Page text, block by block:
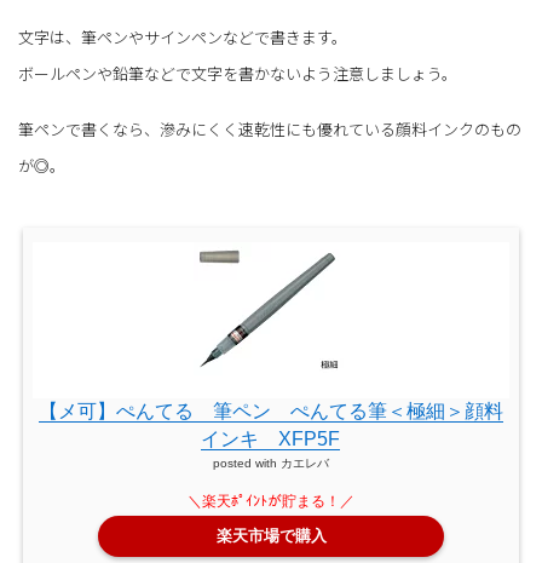
文字は、筆ペンやサインペンなどで書きます。
ボールペンや鉛筆などで文字を書かないよう注意しましょう。
筆ペンで書くなら、滲みにくく速乾性にも優れている顔料インクのもの
が◎。
【メ可】ぺんてる 筆ペン ぺんてる筆＜極細＞顔料
インキ XFP5F
posted with カエレバ
楽天市場で購入